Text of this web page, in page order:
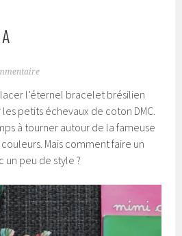
l’éternel bracelet brésilien
petits échevaux de coton DMC.
à tourner autour de la fameuse
Mais comment faire un
peu de style ?